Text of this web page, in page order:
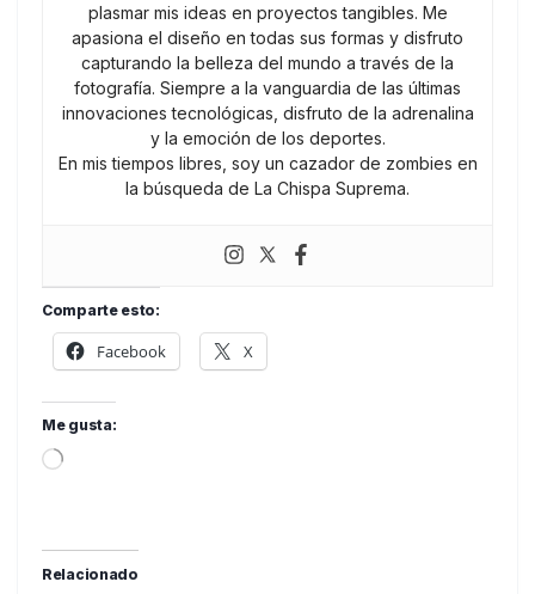
plasmar mis ideas en proyectos tangibles. Me
apasiona el diseño en todas sus formas y disfruto
capturando la belleza del mundo a través de la
fotografía. Siempre a la vanguardia de las últimas
innovaciones tecnológicas, disfruto de la adrenalina
y la emoción de los deportes.
En mis tiempos libres, soy un cazador de zombies en
la búsqueda de La Chispa Suprema.
Comparte esto:
Facebook X
Me gusta:
Loading…
Relacionado